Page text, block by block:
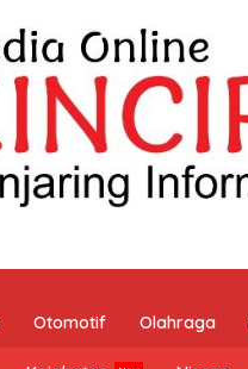
Otomotif Olahraga